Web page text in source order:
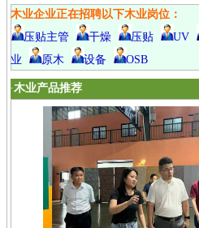
木业企业正在招聘以下木业岗位：
压贴主管
干燥 压贴 UV
业
原木 设备 OSB
·木业产品推荐